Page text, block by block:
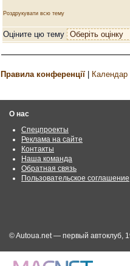
Роздрукувати всю тему
Оціните цю тему
Правила конференції Календар
О нас
Спецпроекты
Реклама на сайте
Контакты
Наша команда
Обратная связь
Пользовательское соглашение
© Autoua.net — первый автоклуб,